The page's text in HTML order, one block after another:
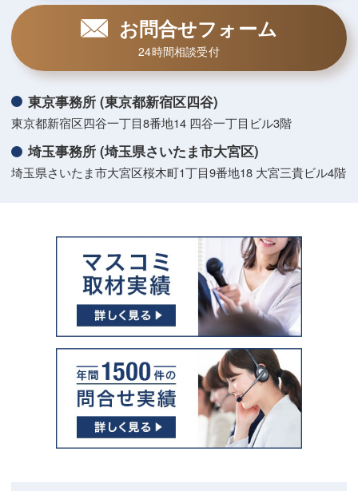
お問合せフォーム
24時間相談受付
東京事務所 (東京都新宿区四谷)
東京都新宿区四谷一丁目8番地14 四谷一丁目ビル3階
埼玉事務所 (埼玉県さいたま市大宮区)
埼玉県さいたま市大宮区桜木町1丁目9番地18 大宮三貴ビル4階